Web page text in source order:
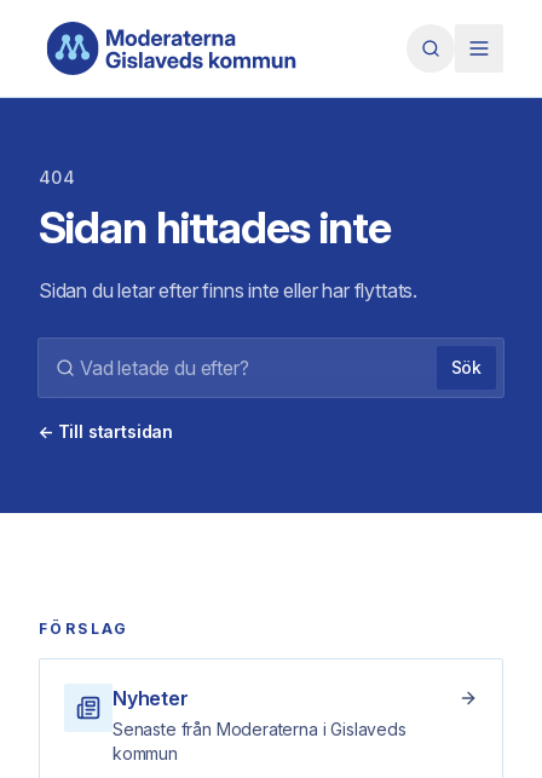
404
Sidan hittades inte
Sidan du letar efter finns inte eller har flyttats.
Sök
← Till startsidan
FÖRSLAG
Nyheter
Senaste från Moderaterna i Gislaveds
kommun